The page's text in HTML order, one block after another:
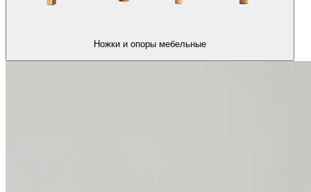
Ножки и опоры мебельные